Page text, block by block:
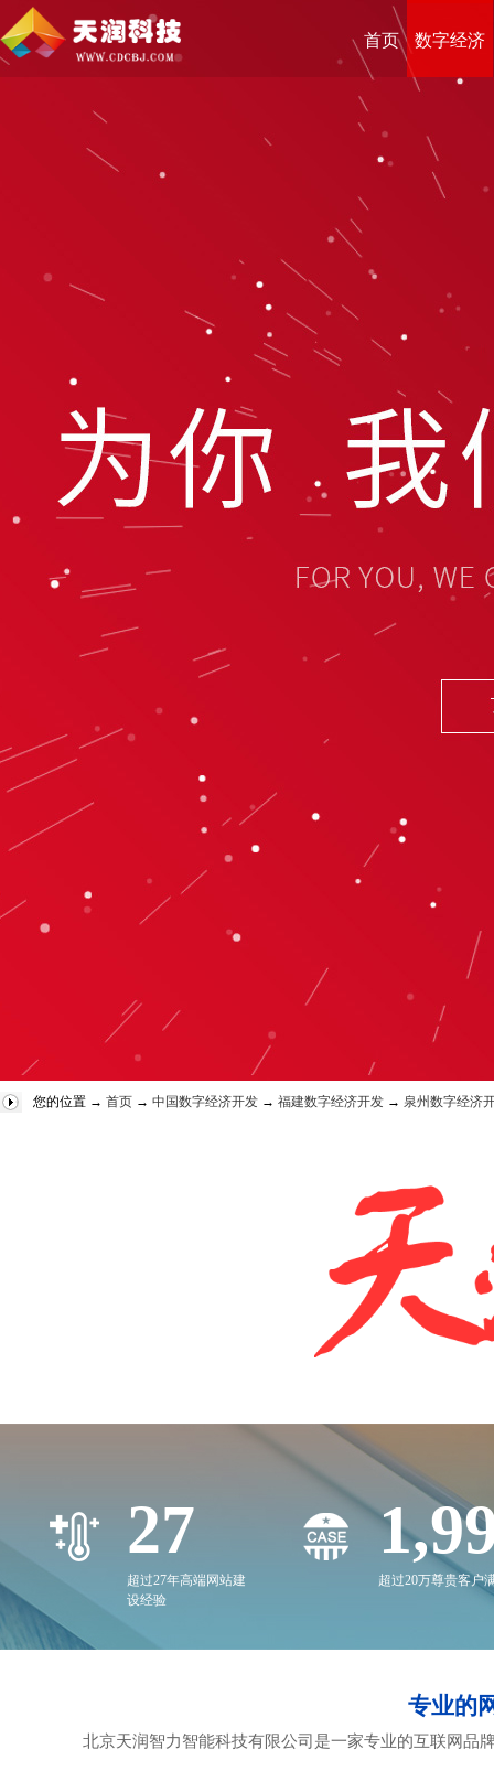
首页 数字经济
您的位置 → 首页 → 中国数字经济开发 → 福建数字经济开发 → 泉州数字经济
27
超过27年高端网站建
设经验
超过20万尊贵客户
专业的
北京天润智力智能科技有限公司是一家专业的互联网品